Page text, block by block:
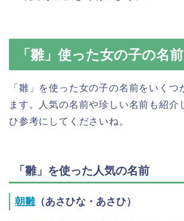
「雛」使った女の子の名前
「雛」を使った女の子の名前をいくつ
ます。人気の名前や珍しい名前も紹介
ひ参考にしてくださいね。
「雛」を使った人気の名前
朝雛（あさひな・あさひ）